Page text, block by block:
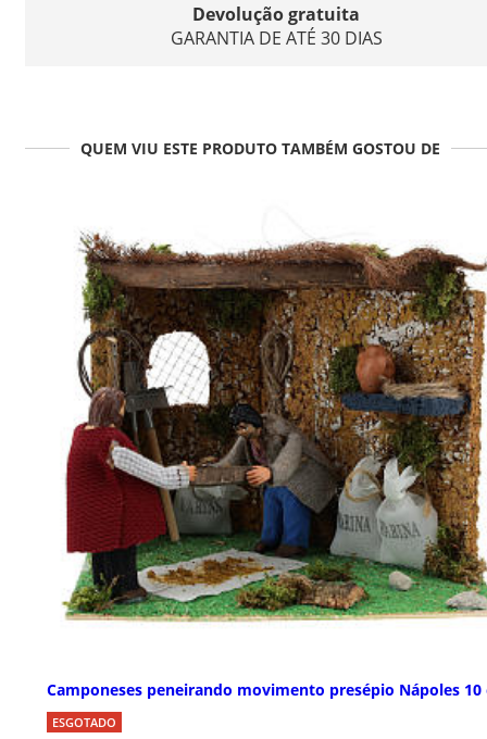
Devolução gratuita
GARANTIA DE ATÉ 30 DIAS
QUEM VIU ESTE PRODUTO TAMBÉM GOSTOU DE
Camponeses peneirando movimento presépio Nápoles 10
ESGOTADO